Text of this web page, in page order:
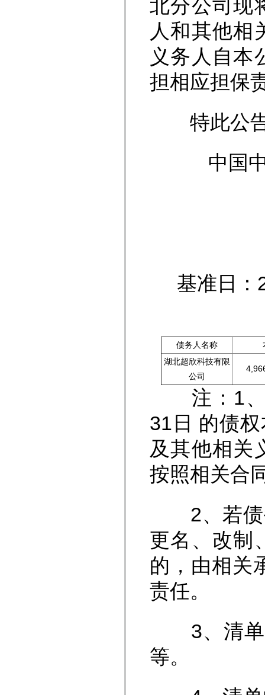
北分公司现
人和其他相
义务人自本
担相应担保
特
中国
基准
债务人名称
湖北超欣科技有限
公司
注：1、
31日 的债
及其他相关
按照相关合
2、若债
更名、改制
的，由相关
责任。
3、清单
等。